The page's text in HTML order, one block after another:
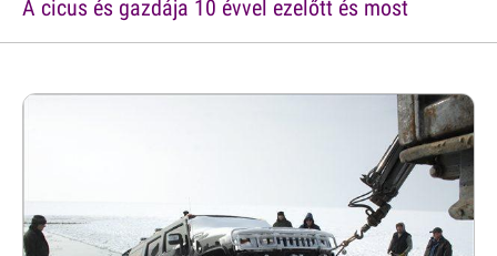
A cicus és gazdája 10 évvel ezelőtt és most